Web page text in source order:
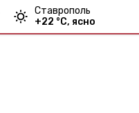
Ставрополь
+22 °С, ясно